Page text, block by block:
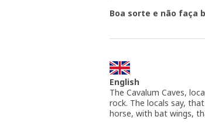
Boa sorte e não faça
English
The Cavalum Caves,
rock. The locals say,
horse, with bat wings,